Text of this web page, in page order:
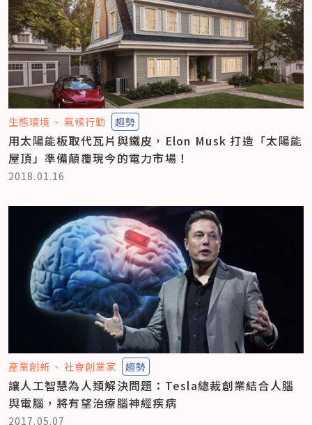
生態環境 氣候行動 趨勢
用太陽能板取代瓦片與鐵皮，Elon Musk 打造「太陽能
屋頂」準備顛覆現今的電力市場！
2018.01.16
產業創新 社會創業家 趨勢
讓人工智慧為人類解決問題：Tesla總裁創業結合人腦
與電腦，將有望治療腦神經疾病
2017.05.07